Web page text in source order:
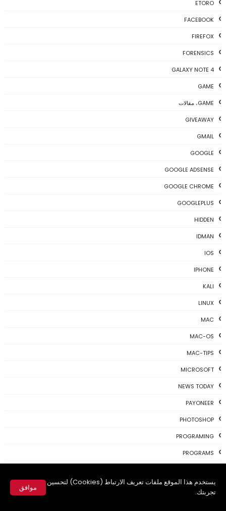
يستخدم هذا الموقع ملفات تعريف الارتباط (Cookies) لتحسين
تجربتك.
موافق
ETORO
FACEBOOK
FIREFOX
FORENSICS
GALAXY NOTE 4
GAME
GAME، مقالات
GIVEAWAY
GMAIL
GOOGLE
GOOGLE ADSENSE
GOOGLE CHROME
GOOGLEPLUS
HIDDEN
IDMAN
IOS
IPHONE
KALI
LINUX
MAC
MAC-OS
MAC-TIPS
MICROSOFT
NEWS TODAY
PAYONEER
PHOTOSHOP
PROGRAMING
PROGRAMS
SKYPE